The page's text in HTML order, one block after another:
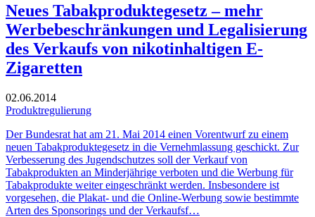
Neues Tabakproduktegesetz – mehr
Werbebeschränkungen und Legalisierung
des Verkaufs von nikotinhaltigen E-
Zigaretten
02.06.2014
Produktregulierung
Der Bundesrat hat am 21. Mai 2014 einen Vorentwurf zu einem
neuen Tabakproduktegesetz in die Vernehmlassung geschickt. Zur
Verbesserung des Jugendschutzes soll der Verkauf von
Tabakprodukten an Minderjährige verboten und die Werbung für
Tabakprodukte weiter eingeschränkt werden. Insbesondere ist
vorgesehen, die Plakat- und die Online-Werbung sowie bestimmte
Arten des Sponsorings und der Verkaufsf…